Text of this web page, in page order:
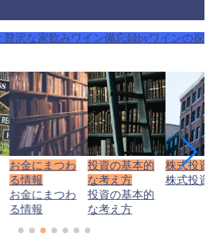
贅沢な家飲みワイン備忘録byワインの探
お金にまつわ
る情報
お金にまつわ
る情報
投資の基本的
な考え方
投資の基本的
な考え方
株式投資
株式投資